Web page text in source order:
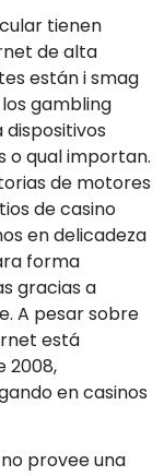
tienen
de alta
están i smag
gambling
o qual importan.
de motores
de casino
en delicadeza
forma
gracias a
A pesar sobre
está
2008,
en casinos
provee una